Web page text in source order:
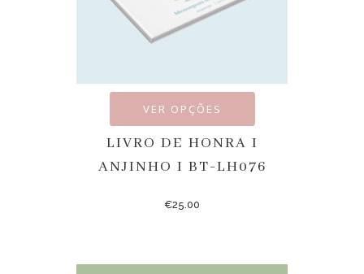
VER OPÇÕES
LIVRO DE HONRA I
ANJINHO I BT-LH076
€25.00